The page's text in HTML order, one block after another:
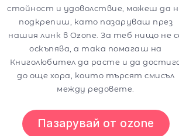
стойност и удоволствие, можеш да
подкрепиш, като пазаруваш през
нашия линк в Ozone. За теб нищо не
оскъпява, а така помагаш на
Книголюбител да расте и да
до още хора, които търсят смисъл
между редовете.
Пазарувай от ozone